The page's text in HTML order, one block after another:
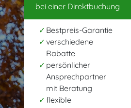
bei einer Direktbuchung
Bestpreis-Garantie
verschiedene
Rabatte
persönlicher
Ansprechpartner
mit Beratung
flexible